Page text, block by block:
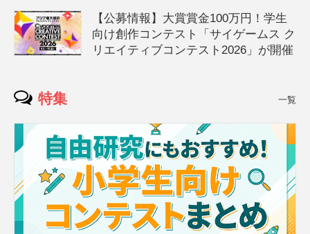
【公募情報】大賞賞金100万円！学生
向け創作コンテスト「サイゲームス ク
リエイティブコンテスト2026」が開催
特集 一覧